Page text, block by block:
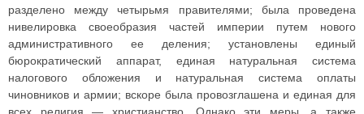
разделено между четырьмя правителями; была проведена
нивелировка своеобразия частей империи путем нового
административного ее деления; установлены единый
бюрократический аппарат, единая натуральная система
налогового обложения и натуральная система оплаты
чиновников и армии; вскоре была провозглашена и единая для